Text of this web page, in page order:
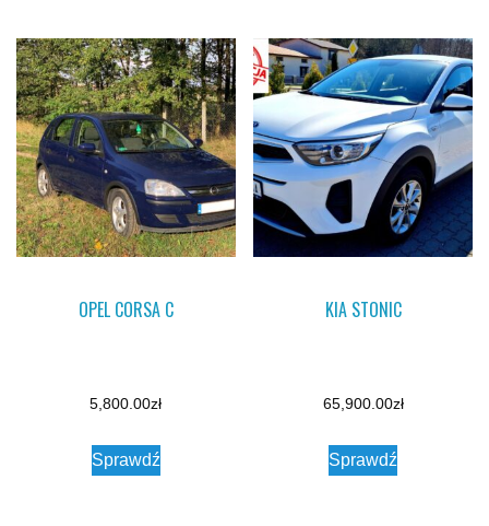
OPEL CORSA C
5,800.00zł
Sprawdź
KIA STONIC
65,900.00zł
Sprawdź